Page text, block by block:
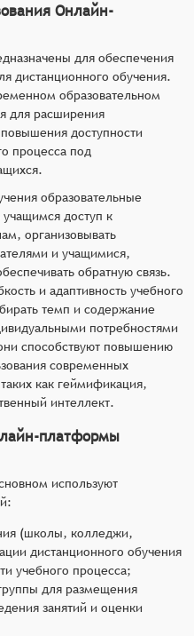
Онлайн-
для обеспечения
дистанционного обучения.
образовательном
для расширения
доступности
процесса под
образовательные
учащимся доступ к
организовывать
и учащимися,
обратную связь.
и адаптивность учебного
темп и содержание
потребностями
способствуют повышению
современных
как геймификация,
интеллект.
платформы
используют
(школы, колледжи,
дистанционного обучения
учебного процесса;
для размещения
занятий и оценки